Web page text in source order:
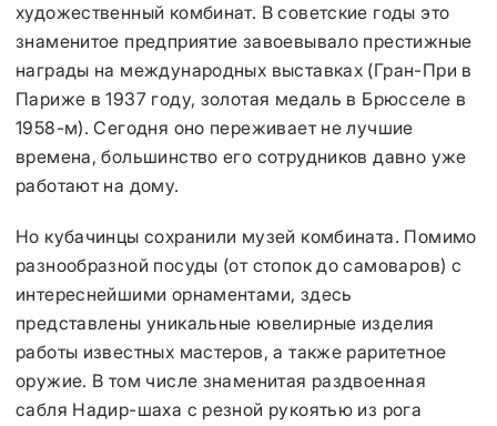
художественный комбинат. В советские годы это
знаменитое предприятие завоевывало престижные
награды на международных выставках (Гран-При в
Париже в 1937 году, золотая медаль в Брюсселе в
1958-м). Сегодня оно переживает не лучшие
времена, большинство его сотрудников давно уже
работают на дому.
Но кубачинцы сохранили музей комбината. Помимо
разнообразной посуды (от стопок до самоваров) с
интереснейшими орнаментами, здесь
представлены уникальные ювелирные изделия
работы известных мастеров, а также раритетное
оружие. В том числе знаменитая раздвоенная
сабля Надир-шаха с резной рукоятью из рога